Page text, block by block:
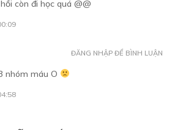
còn đi học quá @@
nhóm máu O
ĐĂNG NHẬP ĐỂ BÌNH LUẬN